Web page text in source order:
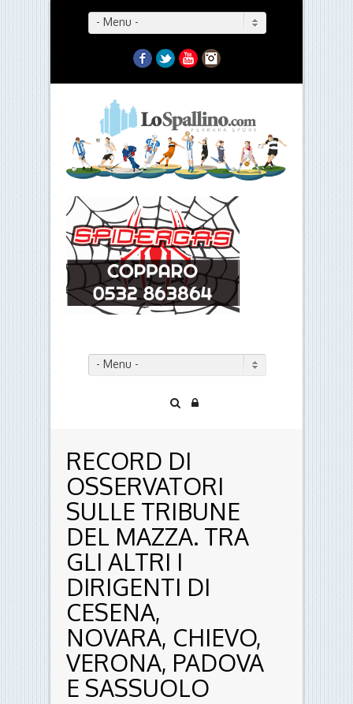
- Menu -
Facebook
TwitterYouTubeInstagram
- Menu -
RECORD DI
OSSERVATORI
SULLE TRIBUNE
DEL MAZZA. TRA
GLI ALTRI I
DIRIGENTI DI
CESENA,
NOVARA, CHIEVO,
VERONA, PADOVA
E SASSUOLO